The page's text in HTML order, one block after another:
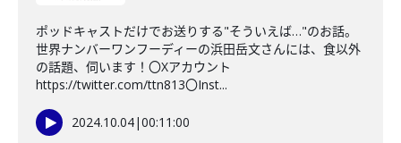
ポッドキャストだけでお送りする"そういえば…"のお話。
世界ナンバーワンフーディーの浜田岳文さんには、食以外
の話題、伺います！〇Xアカウント
https://twitter.com/ttn813〇Inst...
2024.10.04|00:11:00